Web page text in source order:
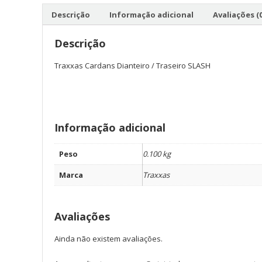
Descrição Informação adicional Avaliações
Descrição
Traxxas Cardans Dianteiro / Traseiro SLASH
Informação adicional
Peso
0.100 kg
Marca
Traxxas
Avaliações
Ainda não existem avaliações.